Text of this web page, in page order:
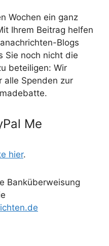
Wochen ein ganz
Ihrem Beitrag helfen
Blogs
Sie noch nicht die
beteiligen: Wir
alle Spenden zur
Me
hier.
Banküberweisung